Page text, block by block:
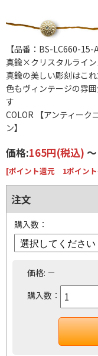
【品番：BS-LC660-
真鍮×クリスタルライ
真鍮の美しい彫刻はこ
色もヴィンテージの雰
す
COLOR 【アンティー
ン】
価格:165円(税込) ～
[ポイント還元 1ポイン
注文
購入数：
価格: －
購入数：